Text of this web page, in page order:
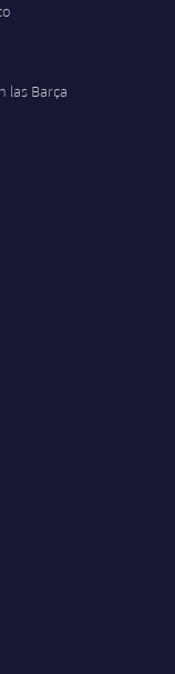
las Barça